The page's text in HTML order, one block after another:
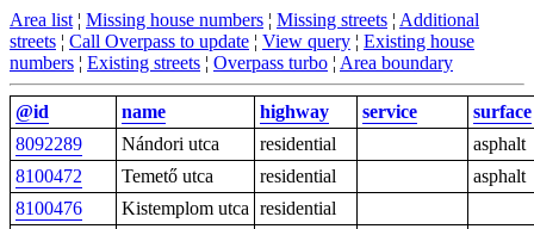
Area list ¦ Missing house numbers ¦ Missing streets ¦ Additional
streets ¦ Call Overpass to update ¦ View query ¦ Existing house
numbers ¦ Existing streets ¦ Overpass turbo ¦ Area boundary
@id name highway service
surface
8092289
Nándori utca residential
asphalt
8100472
Temető utca residential
asphalt
8100476
Kistemplom utca residential